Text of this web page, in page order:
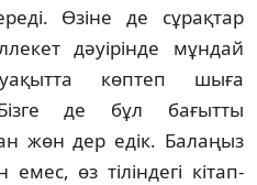
Өзіне де сұрақтар
дәуірінде мұндай
көптеп шыға
де бұл бағытты
жөн дер едік. Балаңыз
емес, өз тіліндегі кітап­